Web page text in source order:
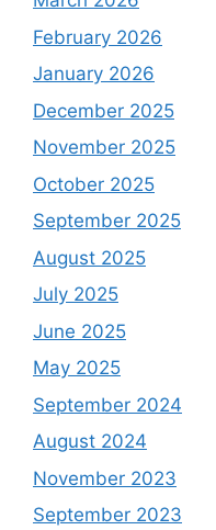
February 2026
January 2026
December 2025
November 2025
October 2025
September 2025
August 2025
July 2025
June 2025
May 2025
September 2024
August 2024
November 2023
September 2023